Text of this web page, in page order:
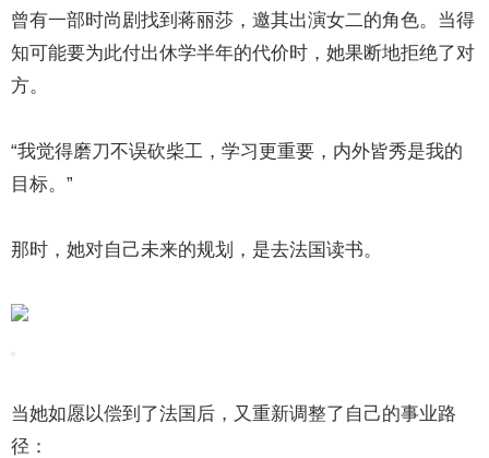
曾有一部时尚剧找到蒋丽莎，邀其出演女二的角色。当得
知可能要为此付出休学半年的代价时，她果断地拒绝了对
方。
“我觉得磨刀不误砍柴工，学习更重要，内外皆秀是我的
目标。”
那时，她对自己未来的规划，是去法国读书。
当她如愿以偿到了法国后，又重新调整了自己的事业路
径：